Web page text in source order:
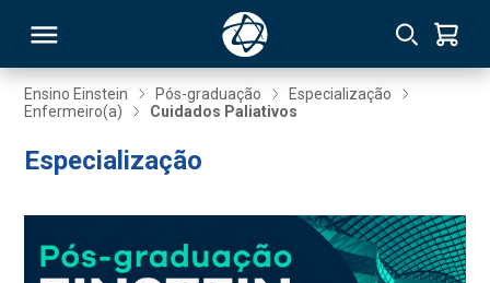
Ensino Einstein Pós-graduação
Especialização
Enfermeiro(a)
Cuidados Paliativos
Especialização